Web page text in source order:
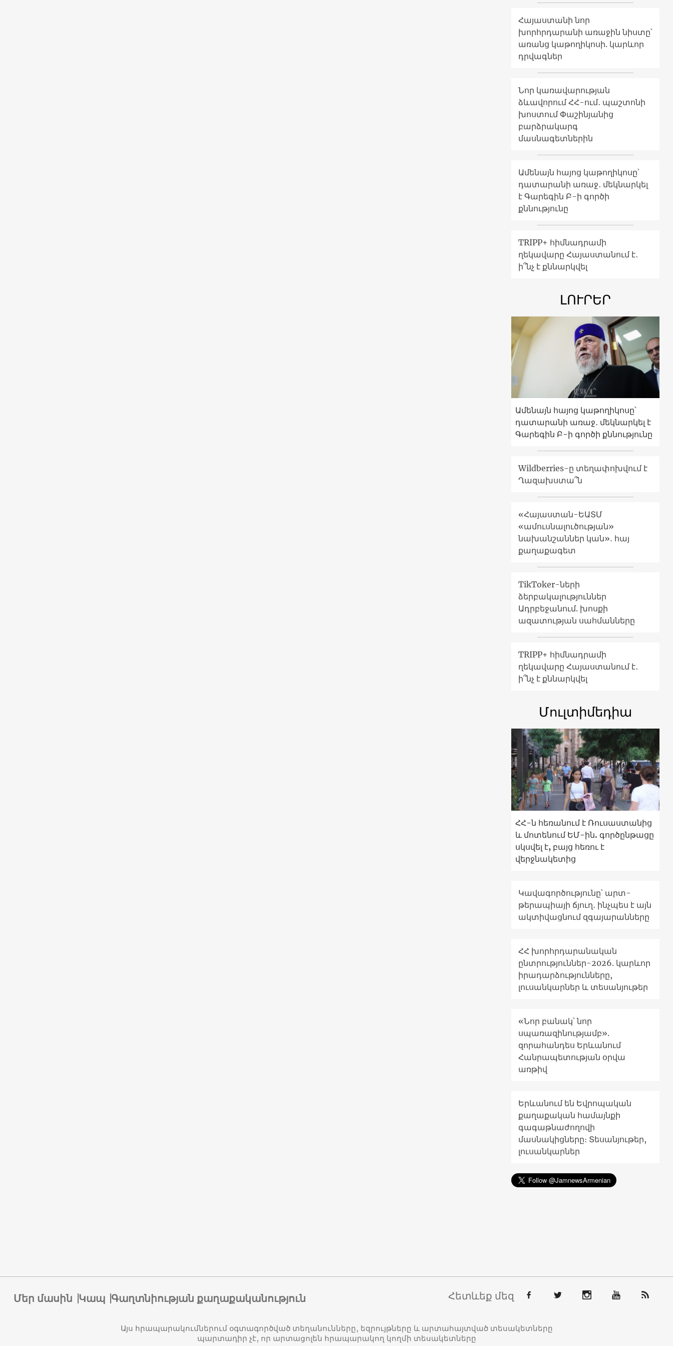
Հայաստանի նոր
խորհրդարանի առաջին նիստը՝
առանց կաթողիկոսի. կարևոր
դրվագներ
Նոր կառավարության
ձևավորում ՀՀ-ում․ պաշտոնի
խոստում Փաշինյանից
բարձրակարգ
մասնագետներին
Ամենայն հայոց կաթողիկոսը՝
դատարանի առաջ․ մեկնարկել
է Գարեգին Բ-ի գործի
քննությունը
TRIPP+ հիմնադրամի
ղեկավարը Հայաստանում է․
ի՞նչ է քննարկվել
ԼՈՒՐԵՐ
Ամենայն հայոց կաթողիկոսը՝
դատարանի առաջ․ մեկնարկել է
Գարեգին Բ-ի գործի քննությունը
Wildberries-ը տեղափոխվում է
Ղազախստա՞ն
«Հայաստան-ԵԱՏՄ
«ամուսնալուծության»
նախանշաններ կան»․ հայ
քաղաքագետ
TikToker-ների
ձերբակալություններ
Ադրբեջանում. խոսքի
ազատության սահմանները
TRIPP+ հիմնադրամի
ղեկավարը Հայաստանում է․
ի՞նչ է քննարկվել
Մուլտիմեդիա
ՀՀ-ն հեռանում է Ռուսաստանից
և մոտենում ԵՄ-ին. գործընթացը
սկսվել է, բայց հեռու է
վերջնակետից
Կավագործությունը՝ արտ-
թերապիայի ճյուղ․ ինչպես է այն
ակտիվացնում զգայարանները
ՀՀ խորհրդարանական
ընտրություններ-2026. կարևոր
իրադարձությունները,
լուսանկարներ և տեսանյութեր
«Նոր բանակ՝ նոր
սպառազինությամբ».
զորահանդես Երևանում
Հանրապետության օրվա
առթիվ
Երևանում են Եվրոպական
քաղաքական համայնքի
գագաթնաժողովի
մասնակիցները։ Տեսանյութեր,
լուսանկարներ
Մեր մասին Կապ Գաղտնիության քաղաքականություն Հետևեք մեզ
Այս հրապարակումներում օգտագործված տեղանունները, եզրույթները և արտահայտված տեսակետները
պարտադիր չէ, որ արտացոլեն հրապարակող կողմի տեսակետները